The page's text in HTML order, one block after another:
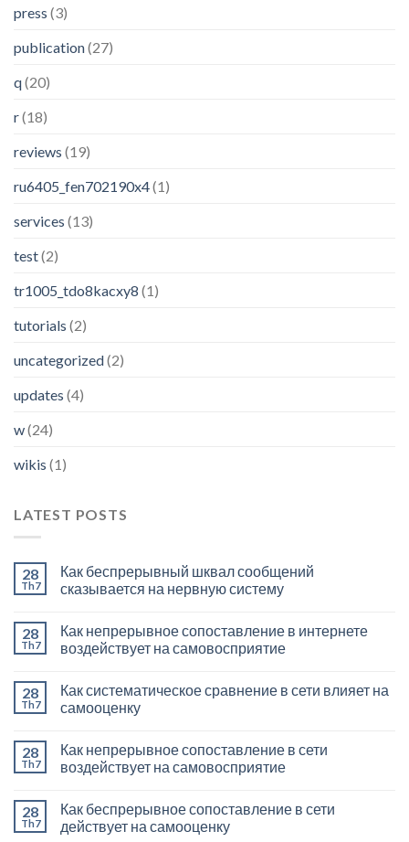
press (3)
publication(27)
q(20)
r(18)
reviews (19)
ru6405_fen702190x4(1)
services (13)
test(2)
tr1005_tdo8kacxy8 (1)
tutorials (2)
uncategorized(2)
updates (4)
w(24)
wikis (1)
LATEST POSTS
28
Th7
Как беспрерывный шквал сообщений
сказывается на нервную систему
28
Th7
Как непрерывное сопоставление в интернете
воздействует на самовосприятие
28
Th7
Как систематическое сравнение в сети влияет на
самооценку
28
Th7
Как непрерывное сопоставление в сети
воздействует на самовосприятие
28
Th7
Как беспрерывное сопоставление в сети
действует на самооценку